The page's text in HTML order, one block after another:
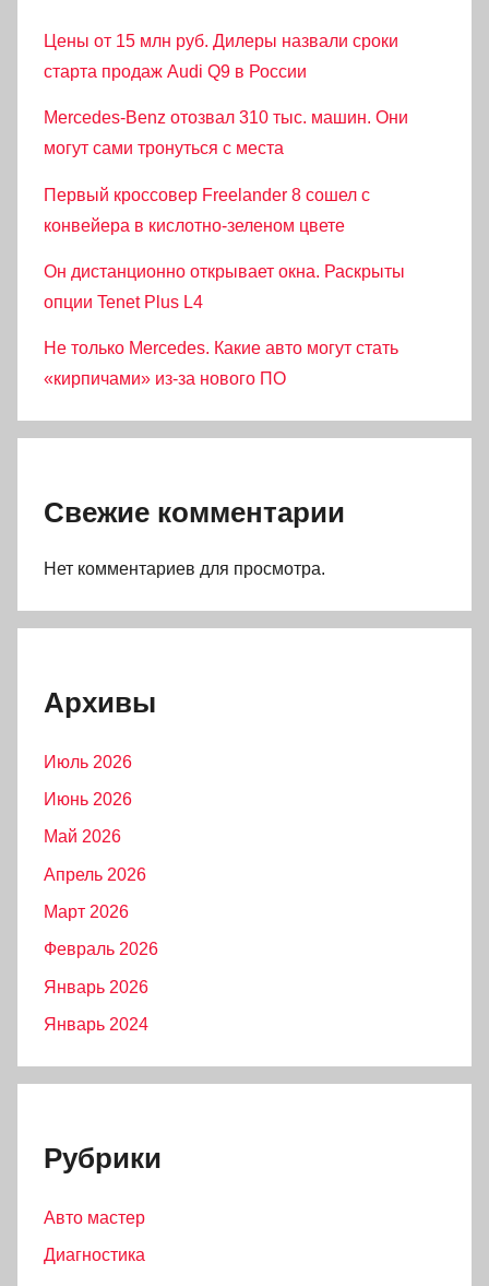
Цены от 15 млн руб. Дилеры назвали сроки
старта продаж Audi Q9 в России
Mercedes-Benz отозвал 310 тыс. машин. Они
могут сами тронуться с места
Первый кроссовер Freelander 8 сошел с
конвейера в кислотно-зеленом цвете
Он дистанционно открывает окна. Раскрыты
опции Tenet Plus L4
Не только Mercedes. Какие авто могут стать
«кирпичами» из-за нового ПО
Свежие комментарии
Нет комментариев для просмотра.
Архивы
Июль 2026
Июнь 2026
Май 2026
Апрель 2026
Март 2026
Февраль 2026
Январь 2026
Январь 2024
Рубрики
Авто мастер
Диагностика